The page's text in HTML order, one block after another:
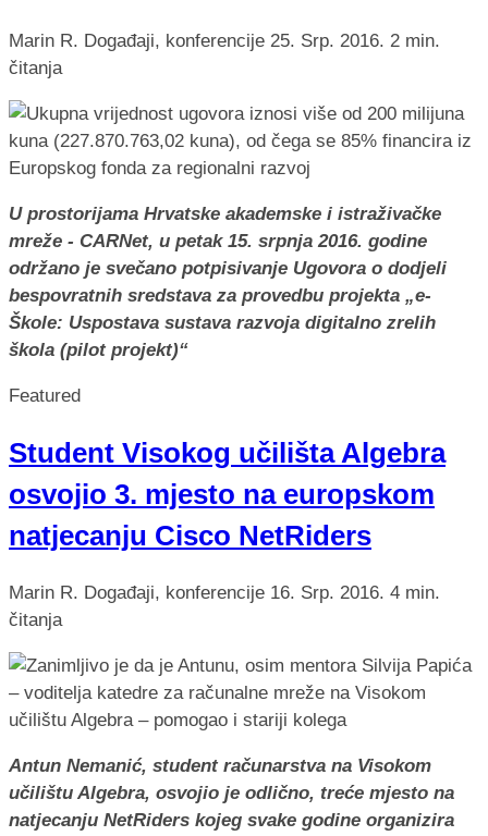
Marin R. Događaji, konferencije 25. Srp. 2016. 2 min.
čitanja
U prostorijama Hrvatske akademske i istraživačke
mreže - CARNet, u petak 15. srpnja 2016. godine
održano je svečano potpisivanje Ugovora o dodjeli
bespovratnih sredstava za provedbu projekta „e-
Škole: Uspostava sustava razvoja digitalno zrelih
škola (pilot projekt)“
Featured
Student Visokog učilišta Algebra
osvojio 3. mjesto na europskom
natjecanju Cisco NetRiders
Marin R. Događaji, konferencije 16. Srp. 2016. 4 min.
čitanja
Antun Nemanić, student računarstva na Visokom
učilištu Algebra, osvojio je odlično, treće mjesto na
natjecanju NetRiders kojeg svake godine organizira